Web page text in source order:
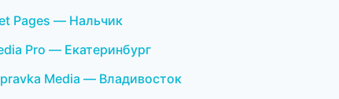
Pages — Нальчик
Pro — Екатеринбург
Media — Владивосток